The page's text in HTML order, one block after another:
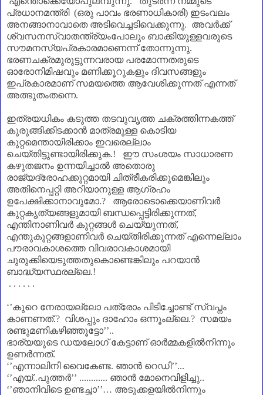
പ്രധാനമന്ത്രി (ഒരു പാവം ഭരണാധികാരി) ഇടംവലം
അനങ്ങാനാവാതെ അടിവെച്ചടിവെക്കുന്നു. അവർക്ക്
ശ്വസനസ്വാതന്ത്ര്യംപോലും ബാക്കിയുള്ളവരുടെ
സൗമനസ്യപ്രകാരമാണെന്ന് തോന്നുന്നു.
ഭരണചക്രമുരുട്ടുന്നവരായ പരമോന്നതരുടെ
ഓരോനിമിഷവും മണിക്കൂറുകളും ദിവസങ്ങളും
ഇപ്രകാരമാണ്‌ സമയത്തെ ആവേശിക്കുന്നത് എന്നത്
അത്ഭുതംതന്നെ.
ഇത്രയധികം കടുത്ത തടവുവൃത്ത ചക്രത്തിന്നകത്ത്
കുരുങ്ങിക്കിടക്കാൻ മാത്രമുള്ള കൊടിയ
കുറ്റമെന്തായിരിക്കാം ഇവരെല്ലാം
ചെയ്തിട്ടുണ്ടായിരിക്കുക.! ഈ സംശയം സാധാരണ
കഴുതജനം ഉന്നയിച്ചാൽ അതൊരു
രാജ്യദ്രോഹക്കുറ്റമായി ചിത്രീകരിക്കുമെങ്കിലും
അതിനെപ്പറ്റി അറിയാനുള്ള ആഗ്രഹം
ഉപേക്ഷിക്കാനാവുമോ.? ആരോടൊക്കെയാണിവർ
കുറ്റകൃത്യങ്ങളുമായി ബന്ധപ്പെട്ടിരിക്കുന്നത്,
എന്തിനാണിവർ കുറ്റങ്ങൾ ചെയ്യുന്നത്,
എന്തുകുറ്റങ്ങളാണിവർ ചെയ്തിരിക്കുന്നത് എന്നെല്ലാം
പൗരാവകാശത്തെ വിവരാവകാശമായി
ചുരുക്കിയെടുത്തതുകൊണ്ടെങ്കിലും പറയാൻ
ബാദ്ധ്യസ്ഥരല്ലെ.!
. . . . . .
‘’കുറെ നേരായല്ലോ പത്രോം പിടിച്ചോണ്ട് സ്വപ്നം
കാണണത്.? വിശപ്പും ദാഹോം ഒന്നൂംല്ലെ.? സമയം
രണ്ടുമണികഴിഞ്ഞൂട്ടോ’’..
ഭാര്യയുടെ ഡയലോഗ് കേട്ടാണ്‌ ഓർമ്മകളിൽനിന്നും
ഉണർന്നത്.
‘’എന്നാലിനി വൈകേണ്ട. ഞാൻ റെഡി’’...
‘’എയ്..പുത്തർ’’ ............ ഞാൻ മോനെവിളിച്ചു..
‘’ഞാനിവിടെ ഉണ്ടച്ഛാ’’… അടുക്കളയിൽനിന്നും